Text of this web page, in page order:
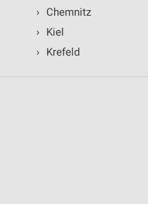
›
Chemnitz
›
Kiel
›
Krefeld